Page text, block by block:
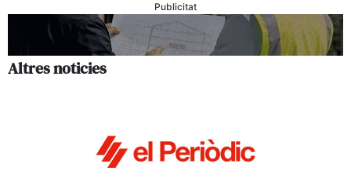
Publicitat
Altres noticies